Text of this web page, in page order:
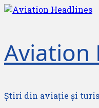
Skip
Aviation
Știri din aviație și